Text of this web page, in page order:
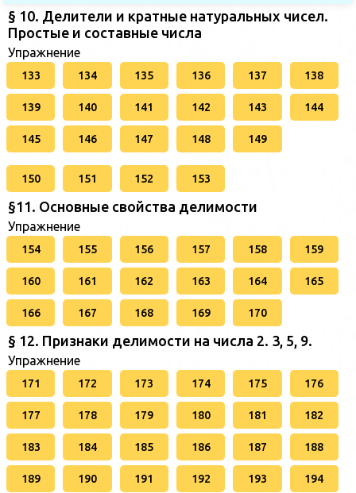
§ 10. Делители и кратные натуральных чисел.
Простые и составные числа
Упражнение
133 134 135 136 137 138
139 140 141 142 143 144
145 146 147 148 149
150 151 152 153
§11. Основные свойства делимости
Упражнение
154 155 156 157 158 159
160 161 162 163 164 165
166 167 168 169 170
§ 12. Признаки делимости на числа 2. 3, 5, 9.
Упражнение
171 172 173 174 175 176
177 178 179 180 181 182
183 184 185 186 187 188
189 190 191 192 193 194